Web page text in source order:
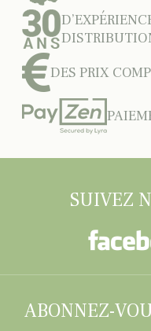
DES PRIX
SUIVEZ
ABONNEZ-